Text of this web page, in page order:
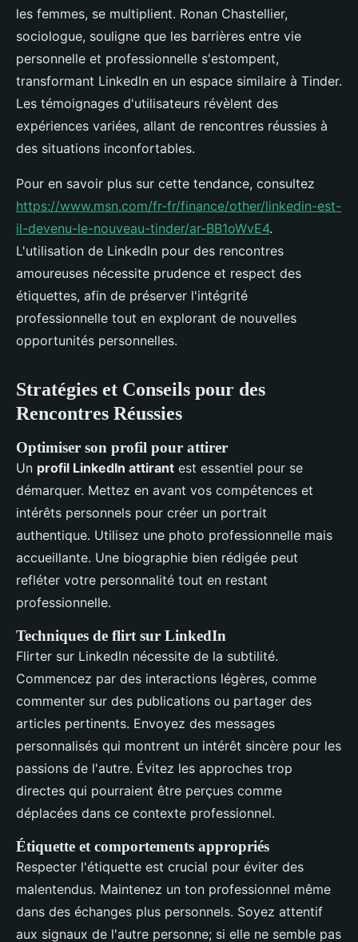
les femmes, se multiplient. Ronan Chastellier,
sociologue, souligne que les barrières entre vie
personnelle et professionnelle s'estompent,
transformant LinkedIn en un espace similaire à Tinder.
Les témoignages d'utilisateurs révèlent des
expériences variées, allant de rencontres réussies à
des situations inconfortables.
Pour en savoir plus sur cette tendance, consultez
https://www.msn.com/fr-fr/finance/other/linkedin-est-
il-devenu-le-nouveau-tinder/ar-BB1oWvE4.
L'utilisation de LinkedIn pour des rencontres
amoureuses nécessite prudence et respect des
étiquettes, afin de préserver l'intégrité
professionnelle tout en explorant de nouvelles
opportunités personnelles.
Stratégies et Conseils pour des
Rencontres Réussies
Optimiser son profil pour attirer
Un profil LinkedIn attirant est essentiel pour se
démarquer. Mettez en avant vos compétences et
intérêts personnels pour créer un portrait
authentique. Utilisez une photo professionnelle mais
accueillante. Une biographie bien rédigée peut
refléter votre personnalité tout en restant
professionnelle.
Techniques de flirt sur LinkedIn
Flirter sur LinkedIn nécessite de la subtilité.
Commencez par des interactions légères, comme
commenter sur des publications ou partager des
articles pertinents. Envoyez des messages
personnalisés qui montrent un intérêt sincère pour les
passions de l'autre. Évitez les approches trop
directes qui pourraient être perçues comme
déplacées dans ce contexte professionnel.
Étiquette et comportements appropriés
Respecter l'étiquette est crucial pour éviter des
malentendus. Maintenez un ton professionnel même
dans des échanges plus personnels. Soyez attentif
aux signaux de l'autre personne; si elle ne semble pas